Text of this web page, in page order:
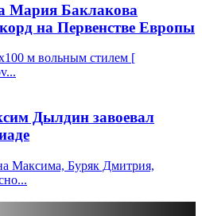
Мария Баклакова
на Первенстве Европы
м вольным стилем [
Дылдин завоевал
Максима, Буряк Дмитрия,